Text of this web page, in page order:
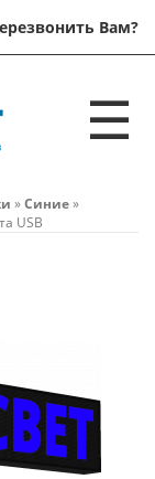
Вам?
☰
»Синие»
USB